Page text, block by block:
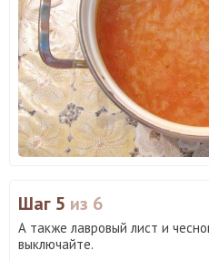
Шаг 5 из 6
А также лавровый лист и
выключайте.